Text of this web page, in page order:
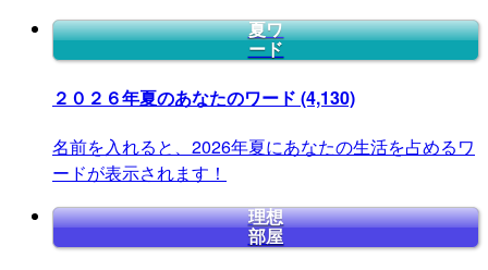
夏ワ
ード
２０２６年夏のあなたのワード (4,130)
名前を入れると、2026年夏にあなたの生活を占めるワ
ードが表示されます！
理想
部屋